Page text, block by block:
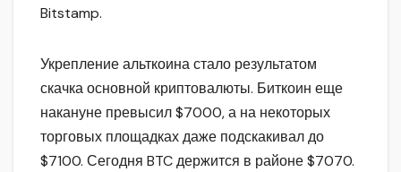
Bitstamp.
Укрепление альткоина стало результатом
скачка основной криптовалюты. Биткоин еще
накануне превысил $7000, а на некоторых
торговых площадках даже подскакивал до
$7100. Сегодня BTC держится в районе $7070.